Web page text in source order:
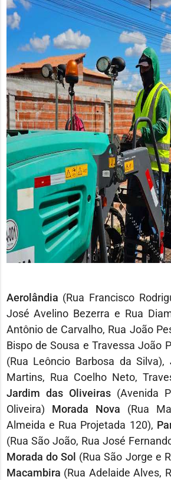
Aerolândia (Rua Francisco
José Avelino Bezerra e Rua
Antônio de Carvalho, Rua João
Bispo de Sousa e Travessa João
(Rua Leôncio Barbosa da Silva),
Martins, Rua Coelho Neto,
Jardim das Oliveiras (Avenida
Oliveira) Morada Nova (Rua
Almeida e Rua Projetada 120),
(Rua São João, Rua José
Morada do Sol (Rua São Jorge e
Macambira (Rua Adelaide Alves,